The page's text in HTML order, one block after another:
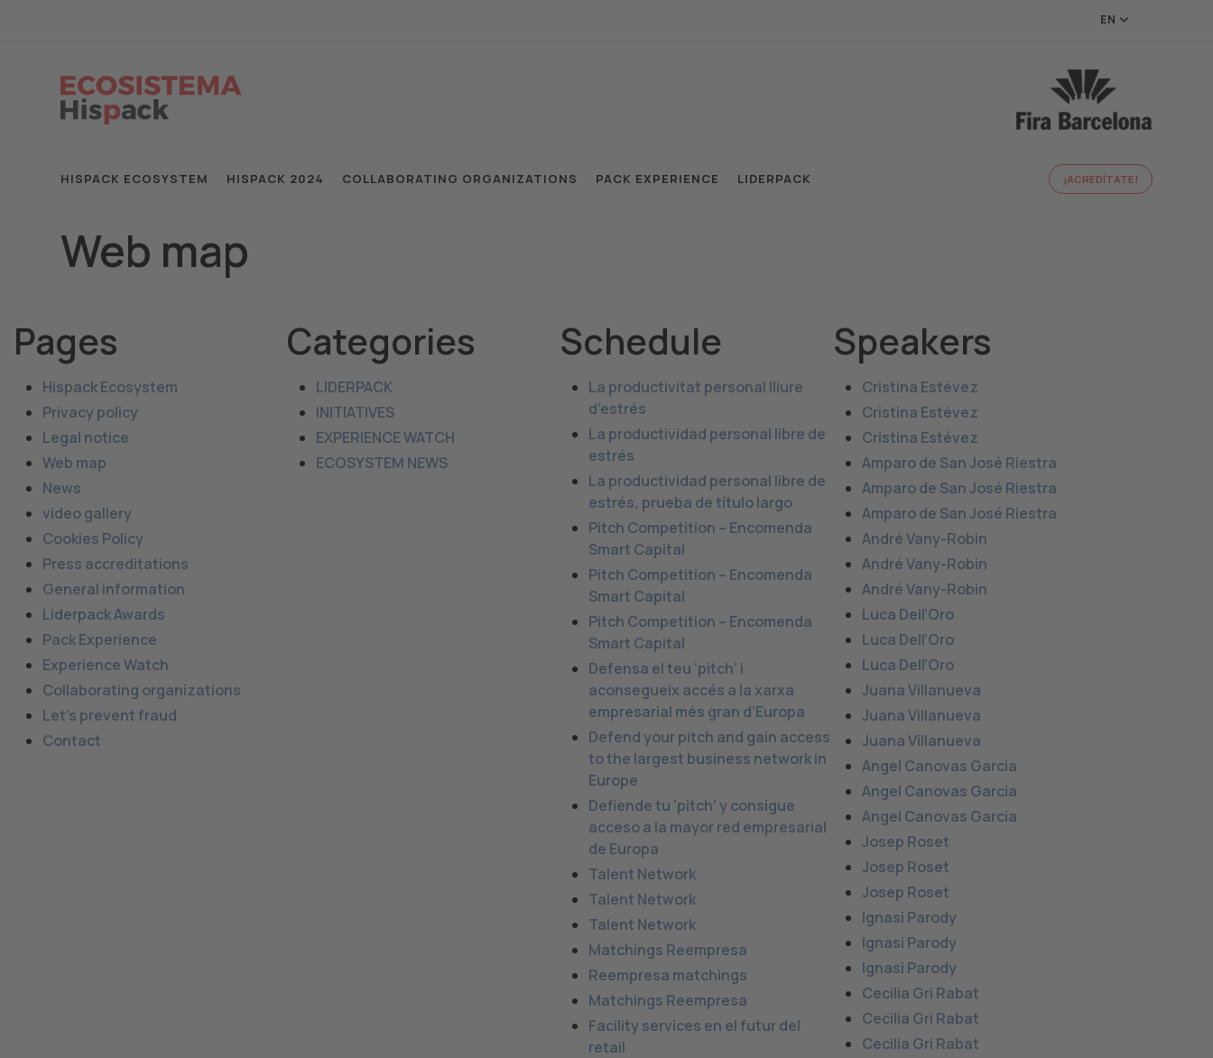
EN
HISPACK ECOSYSTEM HISPACK 2024 COLLABORATING ORGANIZATIONS PACK EXPERIENCE LIDERPACK ¡ACREDÍTATE!
Web map
Pages
Hispack Ecosystem
Privacy policy
Legal notice
Web map
News
video gallery
Cookies Policy
Press accreditations
General information
Liderpack Awards
Pack Experience
Experience Watch
Collaborating organizations
Let’s prevent fraud
Contact
Categories
LIDERPACK
INITIATIVES
EXPERIENCE WATCH
ECOSYSTEM NEWS
Schedule
La productivitat personal lliure
d’estrés
La productividad personal libre de
estrés
La productividad personal libre de
estrés, prueba de título largo
Pitch Competition – Encomenda
Smart Capital
Pitch Competition – Encomenda
Smart Capital
Pitch Competition – Encomenda
Smart Capital
Defensa el teu ‘pitch’ i
aconsegueix accés a la xarxa
empresarial més gran d’Europa
Defend your pitch and gain access
to the largest business network in
Europe
Defiende tu ‘pitch’ y consigue
acceso a la mayor red empresarial
de Europa
Talent Network
Talent Network
Talent Network
Matchings Reempresa
Reempresa matchings
Matchings Reempresa
Facility services en el futur del
retail
Speakers
Cristina Estévez
Cristina Estévez
Cristina Estévez
Amparo de San José Riestra
Amparo de San José Riestra
Amparo de San José Riestra
André Vany-Robin
André Vany-Robin
André Vany-Robin
Luca Dell’Oro
Luca Dell’Oro
Luca Dell’Oro
Juana Villanueva
Juana Villanueva
Juana Villanueva
Angel Canovas Garcia
Angel Canovas Garcia
Angel Canovas Garcia
Josep Roset
Josep Roset
Josep Roset
Ignasi Parody
Ignasi Parody
Ignasi Parody
Cecilia Gri Rabat
Cecilia Gri Rabat
Cecilia Gri Rabat